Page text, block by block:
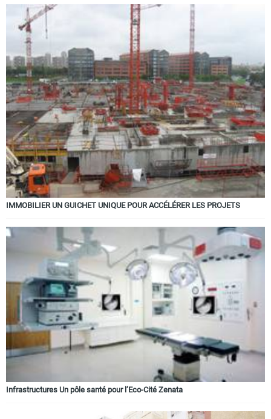
IMMOBILIER UN GUICHET UNIQUE POUR ACCÉLÉRER LES PROJETS
Infrastructures Un pôle santé pour l’Eco-Cité Zenata